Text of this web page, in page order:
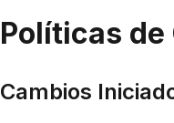
Políticas
Cambios